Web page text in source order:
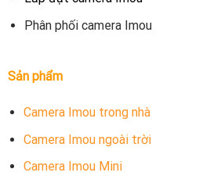
Phân phối camera Imou
Sản phẩm
Camera Imou trong nhà
Camera Imou ngoài trời
Camera Imou Mini